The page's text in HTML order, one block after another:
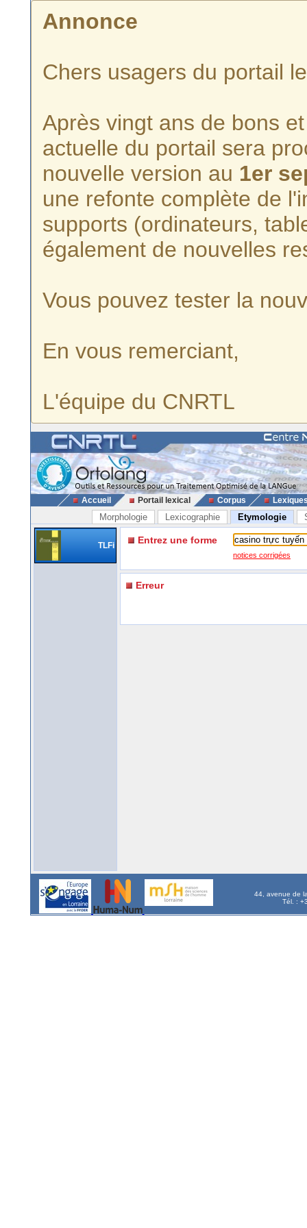
Annonce
Chers usagers du portail
Après vingt ans de bons
actuelle du portail sera
nouvelle version au 1er
une refonte complète de
supports (ordinateurs,
également de nouvelles
Vous pouvez tester la
En vous remerciant,
L'équipe du CNRTL
Accueil Portail lexical Corpus
Morphologie Lexicographie Etymologie
TLFi Entrez une forme
notices corrigées
Erreur
44, avenue de
Tél. :